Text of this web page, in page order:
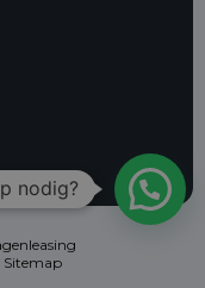
Sitemap
nodig?